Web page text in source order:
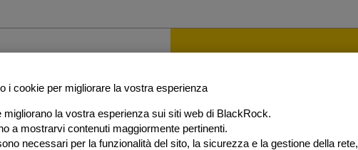
i cookie per migliorare la vostra esperienza
migliorano la vostra esperienza sui siti web di BlackRock.
a mostrarvi contenuti maggiormente pertinenti.
necessari per la funzionalità del sito, la sicurezza e la gestione della rete,